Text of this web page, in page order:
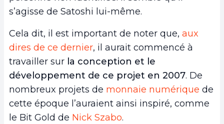
s’agisse de Satoshi lui-même.
Cela dit, il est important de noter que, aux
dires de ce dernier, il aurait commencé à
travailler sur la conception et le
développement de ce projet en 2007. De
nombreux projets de monnaie numérique de
cette époque l’auraient ainsi inspiré, comme
le Bit Gold de Nick Szabo.